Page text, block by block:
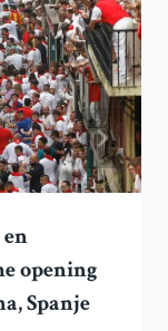
en
opening
Spanje